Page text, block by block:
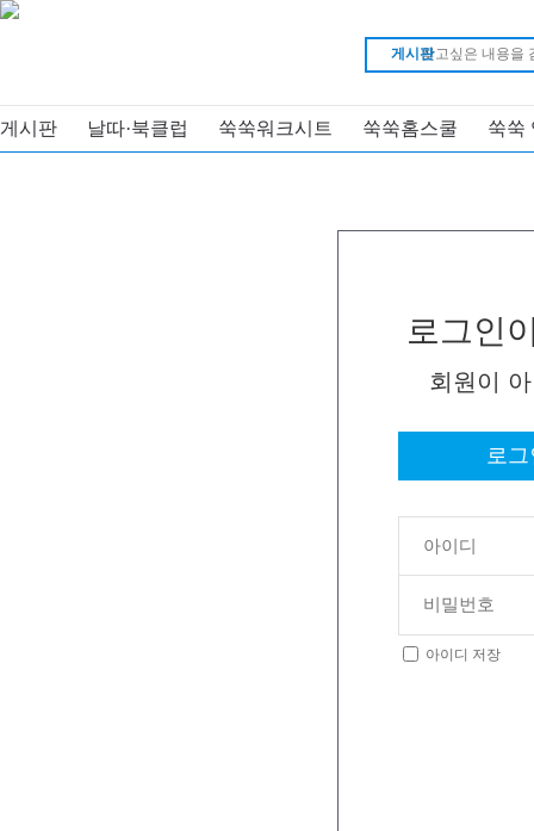
게시판
게시판 날따·북클럽 쑥쑥워크시트 쑥쑥홈스쿨 쑥쑥
로그인
회원이
로
아이디 저장